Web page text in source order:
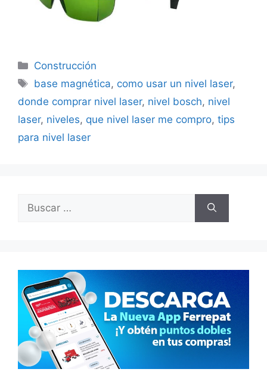
Categorías
Construcción
Etiquetas
base magnética, como usar un nivel laser,
donde comprar nivel laser, nivel bosch, nivel
laser, niveles, que nivel laser me compro, tips
para nivel laser